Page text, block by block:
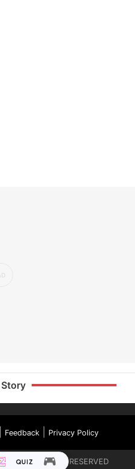
Feedback| Privacy Policy
ALL RIGHTS RESERVED